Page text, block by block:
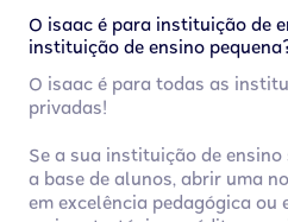
O isaac é para instituição de
instituição de ensino
O isaac é para todas as
privadas!
Se a sua instituição de ensino
a base de alunos, abrir uma
em excelência pedagógica ou